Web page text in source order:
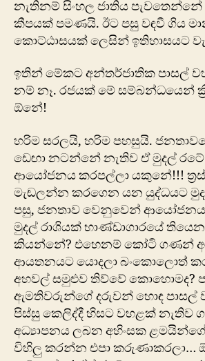
නැතිනම් සිංහල ජාතිය පැවතෙන්නේ
කීපයක් පමණයි. ඊ‍ට පසු වඳවී ගිය
කොට්ඨාසයක් ලෙසින් ඉතිහාසයට
ඉතින් මේකට අන්තර්ජාතික පාසල්
නම් නෑ. රජයක් මේ සම්බන්ධයෙන්
ඕනේ!
හරිම සරලයි, හරිම පහසුයි.
ඩෙඟා නටන්නේ නැතිව ඒ මුදල්
ආයෝජනය කරපල්ලා යකුනේ!!!
මැඬලන්න කරගෙන යන යුද්ධයට
පසු, ජනතාව වෙනුවෙන්
මුදල් රාශියක් භාණ්ඩා‍ගාරයේ
කියන්නේ? ‍එහෙනම් කෝටි ගණන්
ආයතනයට යොදලා බංකොලොත්
අහවල් සමුළුව තිව්වේ කො‍හොමද?
ඇමතිවරුන්ගේ දරුවන් හොඳ පාසල්
පිස්සු කෙලිද්දී හිසට වහළක් නැතිව
අධ්‍යාපනය ලබන අහිංසක
විහිලු කරන්න එපා කරුණාකරලා…